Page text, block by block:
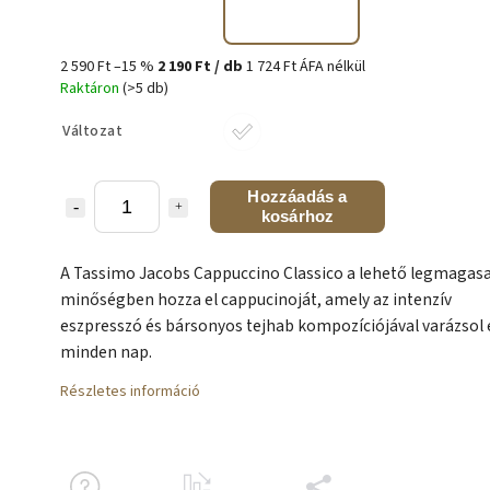
2 590 Ft–15 % 2 190 Ft/ db 1 724 Ft ÁFA nélkül
Raktáron (>5 db)
Változat
Hozzáadás a
kosárhoz
A Tassimo Jacobs Cappuccino Classico a lehető
minőségben hozza el cappucinoját, amely az intenzív
eszpresszó és bársonyos tejhab kompozíciójával varázsol
minden nap.
Részletes információ